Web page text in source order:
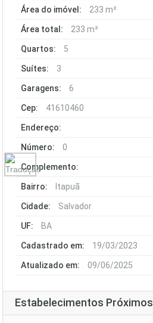
Área do imóvel: 233 m²
Área total: 233 m²
Quartos: 5
Suítes: 3
Garagens: 6
Cep: 41610460
Endereço:
Número: 0
Complemento:
Bairro: Itapuã
Cidade: Salvador
UF: BA
Cadastrado em: 19/03/2023
Atualizado em: 09/06/2025
Estabelecimentos Próximos